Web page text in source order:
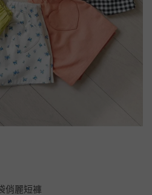
俏麗短褲